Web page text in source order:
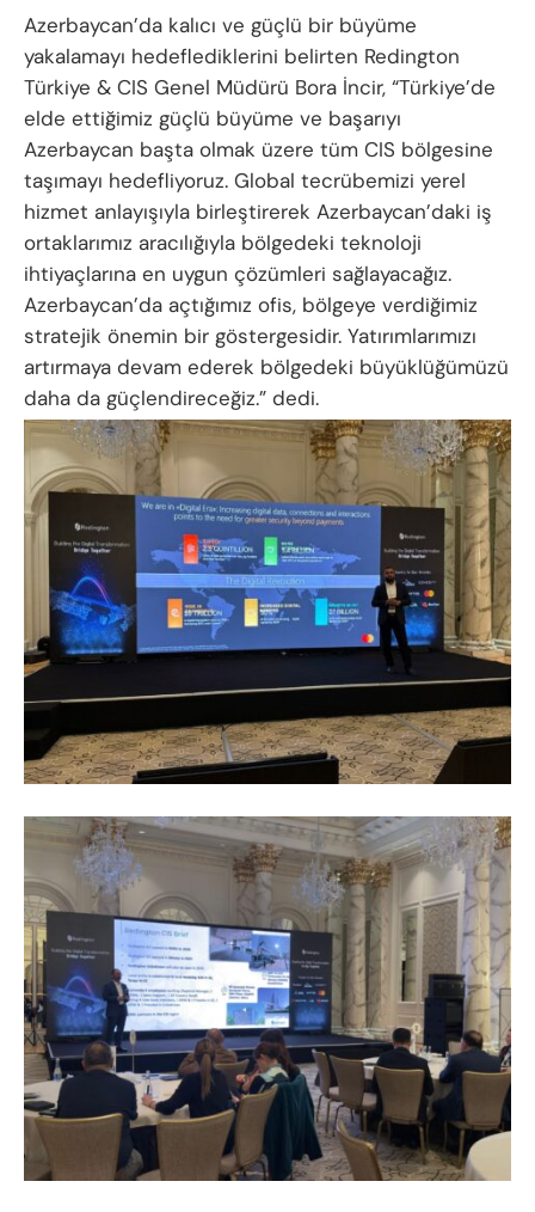
Azerbaycan’da kalıcı ve güçlü bir büyüme
yakalamayı hedeflediklerini belirten Redington
Türkiye & CIS Genel Müdürü Bora İncir, “Türkiye’de
elde ettiğimiz güçlü büyüme ve başarıyı
Azerbaycan başta olmak üzere tüm CIS bölgesine
taşımayı hedefliyoruz. Global tecrübemizi yerel
hizmet anlayışıyla birleştirerek Azerbaycan’daki iş
ortaklarımız aracılığıyla bölgedeki teknoloji
ihtiyaçlarına en uygun çözümleri sağlayacağız.
Azerbaycan’da açtığımız ofis, bölgeye verdiğimiz
stratejik önemin bir göstergesidir. Yatırımlarımızı
artırmaya devam ederek bölgedeki büyüklüğümüzü
daha da güçlendireceğiz.” dedi.